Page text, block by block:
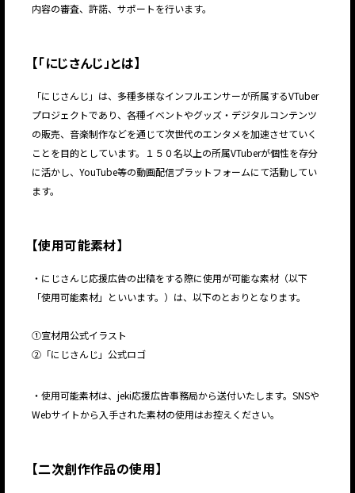
内容の審査、許諾、サポートを行います。
【「にじさんじ」とは】
「にじさんじ」は、多種多様なインフルエンサーが所属するVTuber
プロジェクトであり、各種イベントやグッズ・デジタルコンテンツ
の販売、音楽制作などを通じて次世代のエンタメを加速させていく
ことを目的としています。１５０名以上の所属VTuberが個性を存分
に活かし、YouTube等の動画配信プラットフォームにて活動してい
ます。
【使用可能素材】
・にじさんじ応援広告の出稿をする際に使用が可能な素材（以下
「使用可能素材」といいます。）は、以下のとおりとなります。
①宣材用公式イラスト
②「にじさんじ」公式ロゴ
・使用可能素材は、jeki応援広告事務局から送付いたします。SNSや
Webサイトから入手された素材の使用はお控えください。
【二次創作作品の使用】